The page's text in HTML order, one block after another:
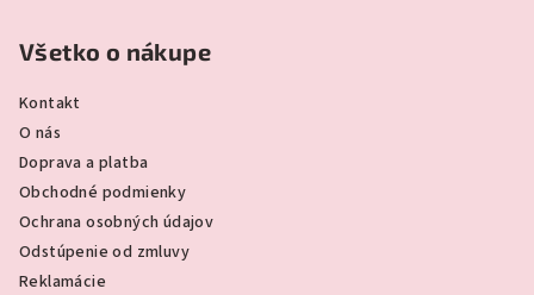
Všetko o nákupe
Kontakt
O nás
Doprava a platba
Obchodné podmienky
Ochrana osobných údajov
Odstúpenie od zmluvy
Reklamácie